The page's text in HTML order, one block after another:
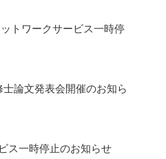
トワークサービス一時停
論文発表会開催のお知ら
ス一時停止のお知らせ